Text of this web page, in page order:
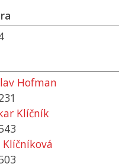
Hofman
Klíčník
Klíčníková